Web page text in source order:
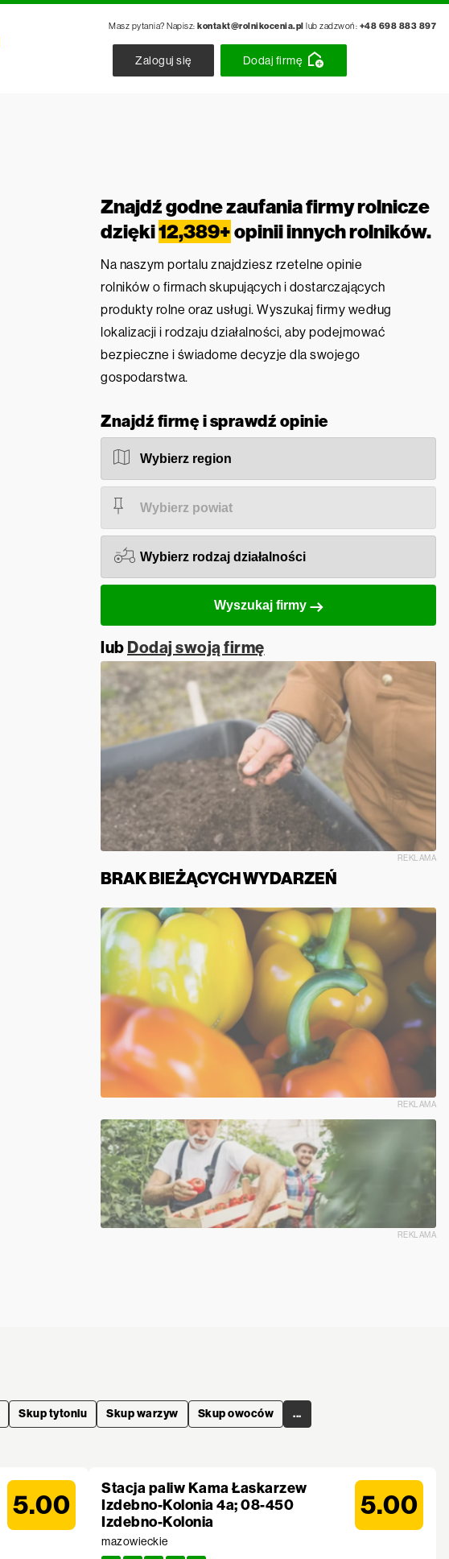
Masz pytania? Napisz: kontakt@rolnikocenia.pl lub zadzwoń: +48 698 883 897
Zaloguj się Dodaj firmę
Znajdź godne zaufania firmy rolnicze
dzięki12,389+opinii innych rolników.
Na naszym portalu znajdziesz rzetelne opinie
rolników o firmach skupujących i dostarczających
produkty rolne oraz usługi. Wyszukaj firmy według
lokalizacji i rodzaju działalności, aby podejmować
bezpieczne i świadome decyzje dla swojego
gospodarstwa.
Znajdź firmę i sprawdź opinie
Wyszukaj firmy
lub Dodaj swoją firmę
REKLAMA
BRAK BIEŻĄCYCH WYDARZEŃ
REKLAMA
REKLAMA
Skup tytoniu Skup warzyw Skup owoców ...
5.00
Stacja paliw Kama Łaskarzew
Izdebno-Kolonia 4a; 08-450
Izdebno-Kolonia
mazowieckie
5.00